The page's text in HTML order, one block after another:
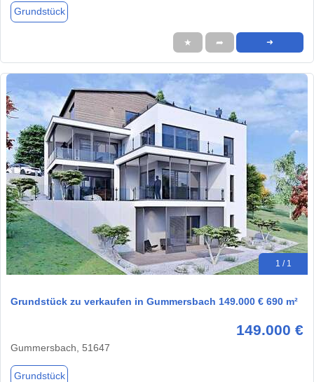
Grundstück
★ ➦ ➜
1 / 1
Grundstück zu verkaufen in Gummersbach 149.000 € 690 m²
149.000 €
Gummersbach, 51647
Grundstück